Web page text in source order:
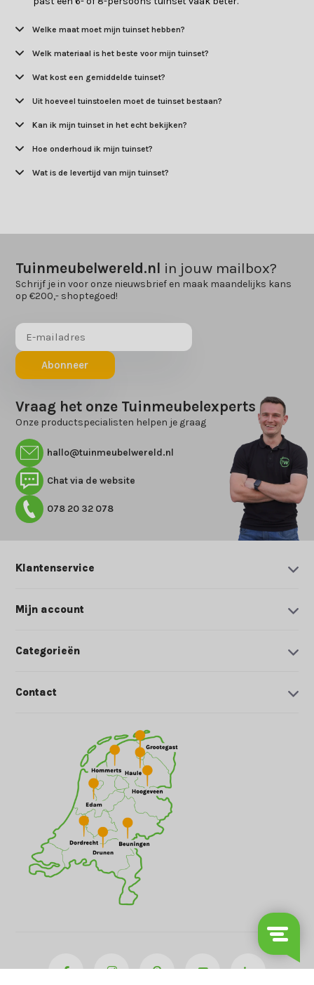
Welke maat moet mijn tuinset hebben?
Welk materiaal is het beste voor mijn tuinset?
Wat kost een gemiddelde tuinset?
Uit hoeveel tuinstoelen moet de tuinset bestaan?
Kan ik mijn tuinset in het echt bekijken?
Hoe onderhoud ik mijn tuinset?
Wat is de levertijd van mijn tuinset?
Tuinmeubelwereld.nl in jouw mailbox?
Schrijf je in voor onze nieuwsbrief en maak maandelijks kans
op €200,- shoptegoed!
Abonneer
Vraag het onze Tuinmeubelexperts
Onze productspecialisten helpen je graag
hallo@tuinmeubelwereld.nl
Chat via de website
078 20 32 078
Klantenservice
Mijn account
Categorieën
Contact